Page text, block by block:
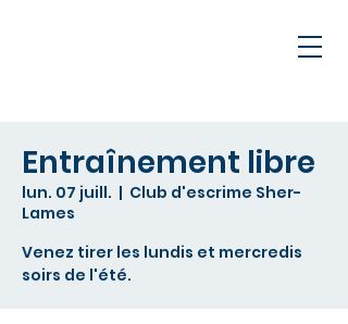
Entraînement libre
lun. 07 juill.
  |
Club d'escrime Sher-
Lames
Venez tirer les lundis et mercredis
soirs de l'été.